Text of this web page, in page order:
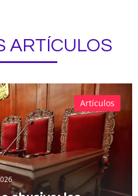
ARTÍCULOS
Artículos